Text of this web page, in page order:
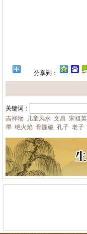
分享到：
关键词：
吉祥物
儿童风水 文昌 宋祖英
帚 绝火焰 骨髓破 孔子 老子